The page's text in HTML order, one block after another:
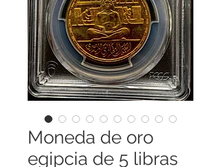
Moneda de oro
egipcia de 5 libras